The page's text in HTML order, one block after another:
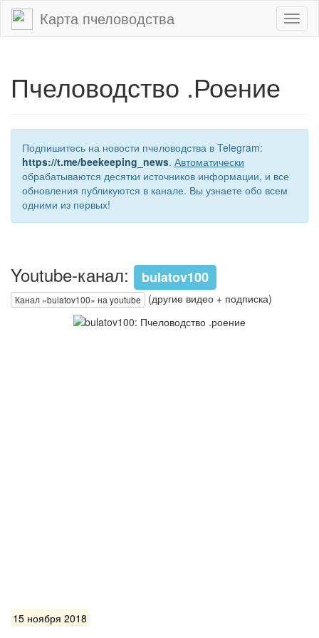
Карта пчеловодства
Пчеловодство .Роение
Подпишитесь на новости пчеловодства в Telegram:
https://t.me/beekeeping_news. Автоматически
обрабатываются десятки источников информации, и все
обновления публикуются в канале. Вы узнаете обо всем
одними из первых!
Youtube-канал: bulatov100
Канал «bulatov100» на youtube (другие видео + подписка)
15 ноября 2018